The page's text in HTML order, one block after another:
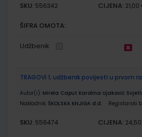
SKU: 556342 CIJENA: 21,00
ŠIFRA OMOTA:
Udžbenik
TRAGOVI 1; udžbenik povijesti u prvom
Autor(i): Mirela Caput Karolina Ujaković
Nakladnik: ŠKOLSKA KNJIGA d.d. Registarski
SKU: 556474 CIJENA: